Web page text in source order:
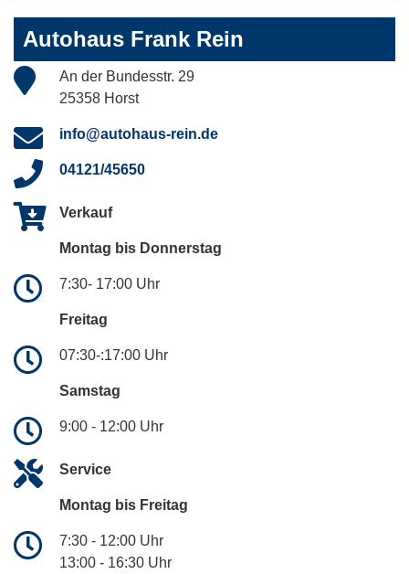
Autohaus Frank Rein
An der Bundesstr. 29
25358 Horst
info@autohaus-rein.de
04121/45650
Verkauf
Montag bis Donnerstag
7:30- 17:00 Uhr
Freitag
07:30-:17:00 Uhr
Samstag
9:00 - 12:00 Uhr
Service
Montag bis Freitag
7:30 - 12:00 Uhr
13:00 - 16:30 Uhr